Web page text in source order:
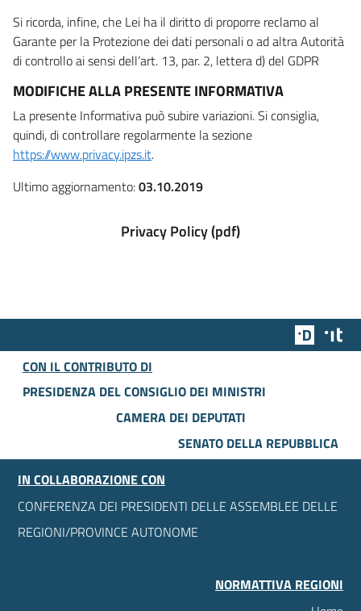
Si ricorda, infine, che Lei ha il diritto di proporre reclamo al
Garante per la Protezione dei dati personali o ad altra Autorità
di controllo ai sensi dell’art. 13, par. 2, lettera d) del GDPR
MODIFICHE ALLA PRESENTE INFORMATIVA
La presente Informativa può subire variazioni. Si consiglia,
quindi, di controllare regolarmente la sezione
https://www.privacy.ipzs.it.
Ultimo aggiornamento:03.10.2019
Privacy Policy (pdf)
Team
CON IL CONTRIBUTO DI
PRESIDENZA DEL CONSIGLIO DEI MINISTRI
CAMERA DEI DEPUTATI
SENATO DELLA REPUBBLICA
IN COLLABORAZIONE CON
CONFERENZA DEI PRESIDENTI DELLE ASSEMBLEE DELLE
REGIONI/PROVINCE AUTONOME
NORMATTIVA REGIONI